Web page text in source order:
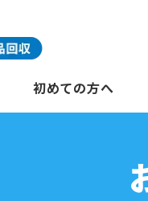
初めての方へ